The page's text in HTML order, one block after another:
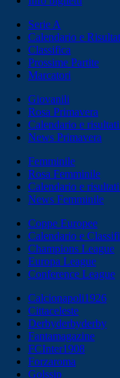
Serie A
Calendario e
Classifica
Prossime Partite
Marcatori
Giovanili
Rosa Primavera
Calendario e
News Primavera
Femminile
Rosa Femminile
Calendario e
News Femminile
Coppe Europee
Calendario e
Champions League
Europa League
Conference League
Calcionapoli1926
Cittaceleste
Derbyderbyderby
Fantamagazine
FCInter1908
Forzaroma
Golssip